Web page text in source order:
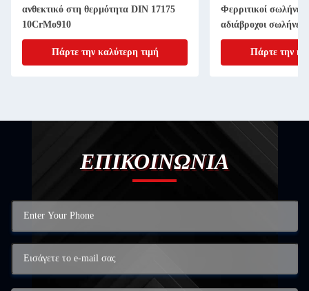
ανθεκτικό στη θερμότητα DIN 17175
10CrMo910
Πάρτε την καλύτερη τιμή
Φερριτικοί
αδιάβροχοι
Πάρτε την
ΕΠΙΚΟΙΝΩΝΙΑ